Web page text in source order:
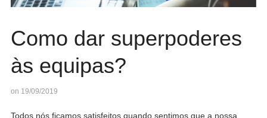
Como dar superpoderes
às equipas?
on 19/09/2019
Todos nós ficamos satisfeitos quando sentimos que a nossa